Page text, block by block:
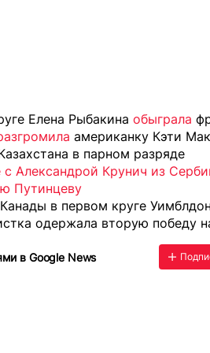
Елена Рыбакина обыграла
американку Кэти
в парном разряде
с Александрой Крунич из
Путинцеву
в первом круге
одержала вторую победу
в Google News